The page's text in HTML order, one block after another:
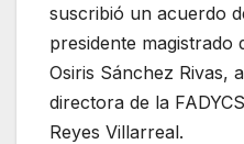
suscribió un acuerdo
presidente magistrado
Osiris Sánchez Rivas,
directora de la
Reyes Villarreal.